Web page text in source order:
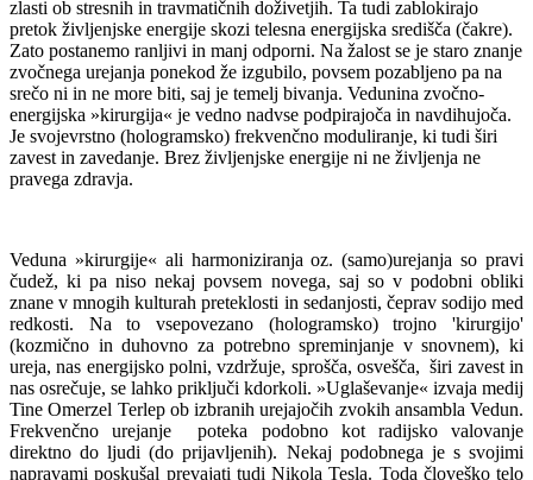
zlasti ob stresnih in travmatičnih doživetjih. Ta tudi zablokirajo
pretok življenjske energije skozi telesna energijska središča (čakre).
Zato postanemo ranljivi in manj odporni. Na žalost se je staro znanje
zvočnega urejanja ponekod že izgubilo, povsem pozabljeno pa na
srečo ni in ne more biti, saj je temelj bivanja. Vedunina zvočno-
energijska »kirurgija« je vedno nadvse podpirajoča in navdihujoča.
Je svojevrstno (hologramsko) frekvenčno moduliranje, ki tudi širi
zavest in zavedanje. Brez življenjske energije ni ne življenja ne
pravega zdravja.
Veduna »kirurgije« ali harmoniziranja oz. (samo)urejanja so pravi
čudež, ki pa niso nekaj povsem novega, saj so v podobni obliki
znane v mnogih kulturah preteklosti in sedanjosti, čeprav sodijo med
redkosti. Na to vsepovezano (hologramsko) trojno 'kirurgijo'
(kozmično in duhovno za potrebno spreminjanje v snovnem), ki
ureja, nas energijsko polni, vzdržuje, sprošča, osvešča, širi zavest in
nas osrečuje, se lahko priključi kdorkoli. »Uglaševanje« izvaja medij
Tine Omerzel Terlep ob izbranih urejajočih zvokih ansambla Vedun.
Frekvenčno urejanje poteka podobno kot radijsko valovanje
direktno do ljudi (do prijavljenih). Nekaj podobnega je s svojimi
napravami poskušal prevajati tudi Nikola Tesla. Toda človeško telo